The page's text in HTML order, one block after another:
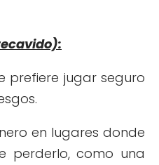
prefiere jugar seguro
en lugares donde
perderlo, como una